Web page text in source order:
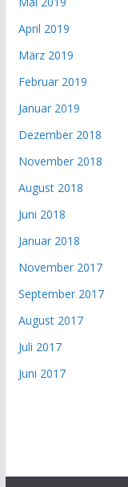
April 2019
März 2019
Februar 2019
Januar 2019
Dezember 2018
November 2018
August 2018
Juni 2018
Januar 2018
November 2017
September 2017
August 2017
Juli 2017
Juni 2017